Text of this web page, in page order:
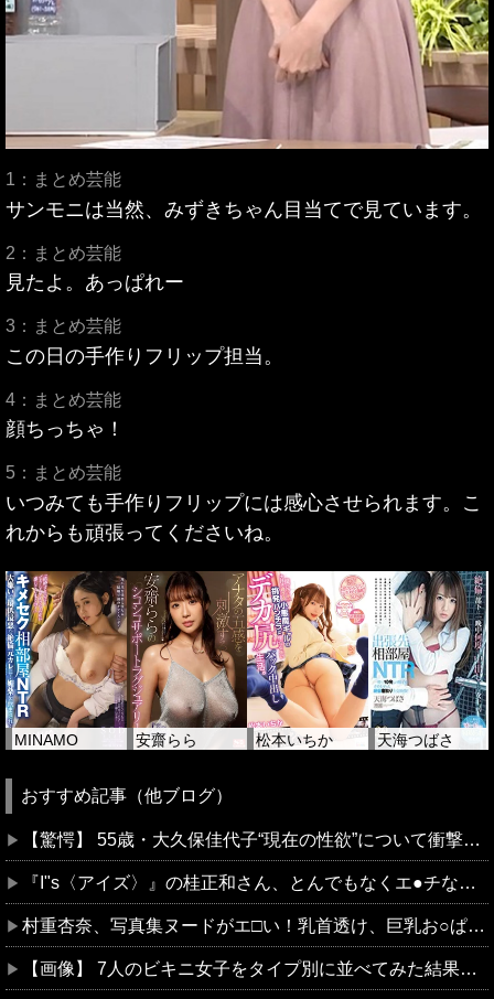
1：まとめ芸能
サンモニは当然、みずきちゃん目当てで見ています。
2：まとめ芸能
見たよ。あっぱれー
3：まとめ芸能
この日の手作りフリップ担当。
4：まとめ芸能
顔ちっちゃ！
5：まとめ芸能
いつみても手作りフリップには感心させられます。こ
れからも頑張ってくださいね。
MINAMO 安齋らら 松本いちか 天海つばさ
おすすめ記事（他ブログ）
【驚愕】 55歳・大久保佳代子“現在の性欲”について衝撃告白「休みの日とかそうだね、だいたい…」
『I"s〈アイズ〉』の桂正和さん、とんでもなくエ●チなパンツを描く。これもう芸術だろ
村重杏奈、写真集ヌードがエ□い！乳首透け、巨乳お○ぱいが最高過ぎる！
【画像】 7人のビキニ女子をタイプ別に並べてみた結果ｗｗｗｗｗｗ